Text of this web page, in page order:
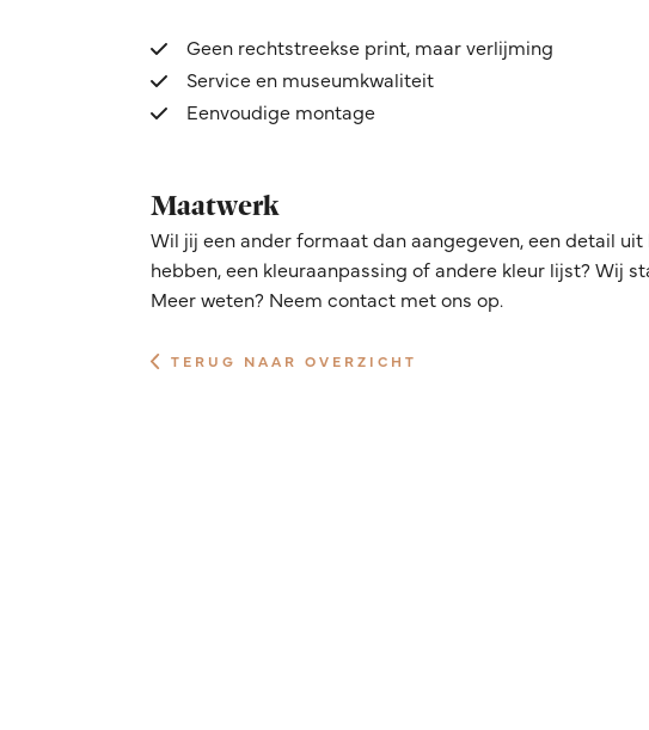
Geen rechtstreekse print, maar verlijming
Service en museumkwaliteit
Eenvoudige montage
Maatwerk
Wil jij een ander formaat dan aangegeven, een detail
hebben, een kleuraanpassing of andere kleur lijst? Wij
Meer weten? Neem contact met ons op.
TERUG NAAR OVERZICHT